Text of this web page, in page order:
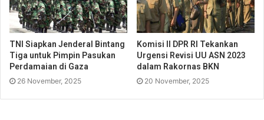
TNI Siapkan Jenderal Bintang
Tiga untuk Pimpin Pasukan
Perdamaian di Gaza
26 November, 2025
Komisi II DPR RI Tekankan
Urgensi Revisi UU ASN 2023
dalam Rakornas BKN
20 November, 2025